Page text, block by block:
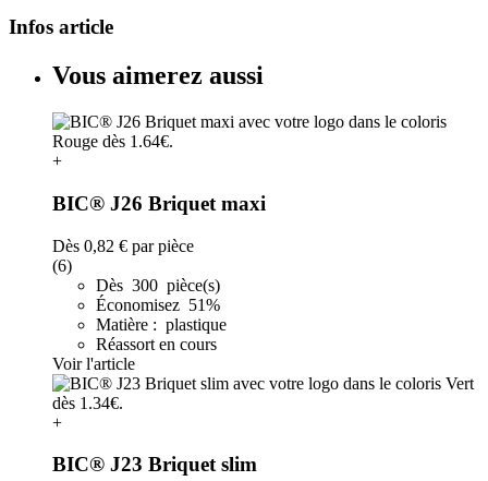
Infos article
Vous aimerez aussi
+
BIC® J26 Briquet maxi
Dès 0,82 € par pièce
(6)
Dès 300 pièce(s)
Économisez 51%
Matière : plastique
Réassort en cours
Voir l'article
+
BIC® J23 Briquet slim